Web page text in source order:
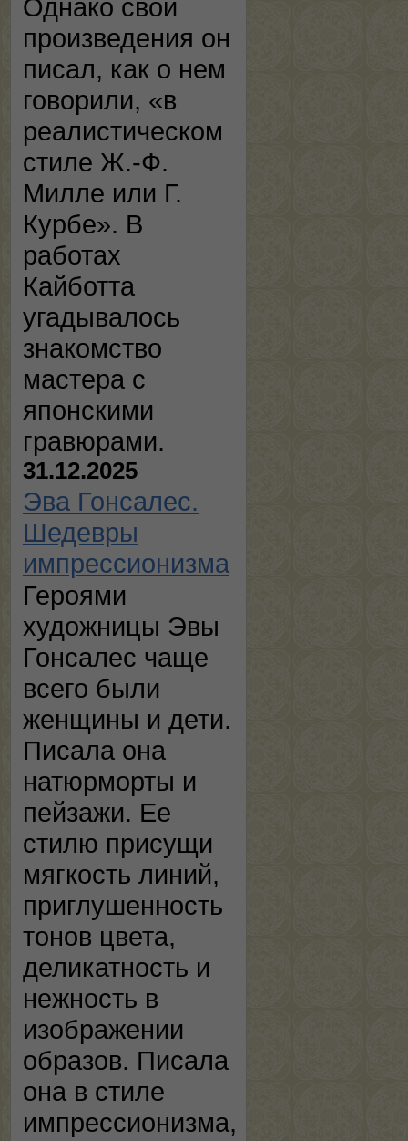
Однако свои
произведения он
писал, как о нем
говорили, «в
реалистическом
стиле Ж.-Ф.
Милле или Г.
Курбе». В
работах
Кайботта
угадывалось
знакомство
мастера с
японскими
гравюрами.
31.12.2025
Эва Гонсалес.
Шедевры
импрессионизма
Героями
художницы Эвы
Гонсалес чаще
всего были
женщины и дети.
Писала она
натюрморты и
пейзажи. Ее
стилю присущи
мягкость линий,
приглушенность
тонов цвета,
деликатность и
нежность в
изображении
образов. Писала
она в стиле
импрессионизма,